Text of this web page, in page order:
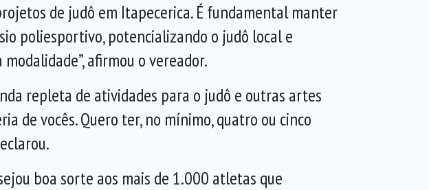
de judô em Itapecerica. É fundamental manter
poliesportivo, potencializando o judô local e
afirmou o vereador.
repleta de atividades para o judô e outras artes
de vocês. Quero ter, no mínimo, quatro ou cinco
boa sorte aos mais de 1.000 atletas que